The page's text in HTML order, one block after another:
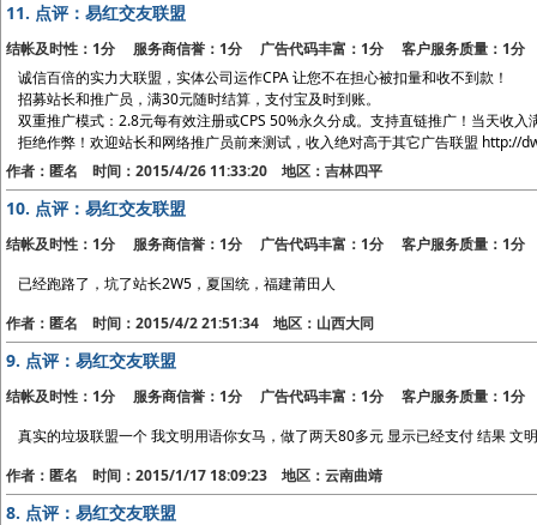
11. 点评：易红交友联盟
结帐及时性：1分 服务商信誉：1分 广告代码丰富：1分 客户服务质量：1分
诚信百倍的实力大联盟，实体公司运作CPA 让您不在担心被扣量和收不到款！
招募站长和推广员，满30元随时结算，支付宝及时到账。
双重推广模式：2.8元每有效注册或CPS 50%永久分成。支持直链推广！当天收
拒绝作弊！欢迎站长和网络推广员前来测试，收入绝对高于其它广告联盟 http://
作者：匿名 时间：2015/4/26 11:33:20 地区：吉林四平
10. 点评：易红交友联盟
结帐及时性：1分 服务商信誉：1分 广告代码丰富：1分 客户服务质量：1分
已经跑路了，坑了站长2W5，夏国统，福建莆田人
作者：匿名 时间：2015/4/2 21:51:34 地区：山西大同
9. 点评：易红交友联盟
结帐及时性：1分 服务商信誉：1分 广告代码丰富：1分 客户服务质量：1分
真实的垃圾联盟一个 我文明用语你女马，做了两天80多元 显示已经支付 结果 文
作者：匿名 时间：2015/1/17 18:09:23 地区：云南曲靖
8. 点评：易红交友联盟